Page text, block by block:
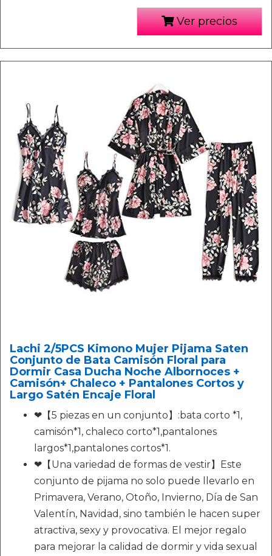
Ver precios
Lachi 2/5PCS Kimono Mujer Pijama Saten
Conjunto de Bata Camisón Floral para
Dormir Casa Ducha Noche Albornoces +
Camisón+ Chaleco + Pantalones Cortos y
Largo Satén Encaje Floral
❤【5 piezas en un conjunto】:bata corto *1,
camisón*1, chaleco corto*1,pantalones
largos*1,pantalones cortos*1.
❤【Una variedad de formas de vestir】Este
conjunto de pijama no solo puede llevarlo en
Primavera, Verano, Otoño, Invierno, Día de San
Valentín, Navidad, sino también le hacen super
atractiva, sexy y provocativa. El mejor regalo
para mejorar la calidad de dormir y vida sexual